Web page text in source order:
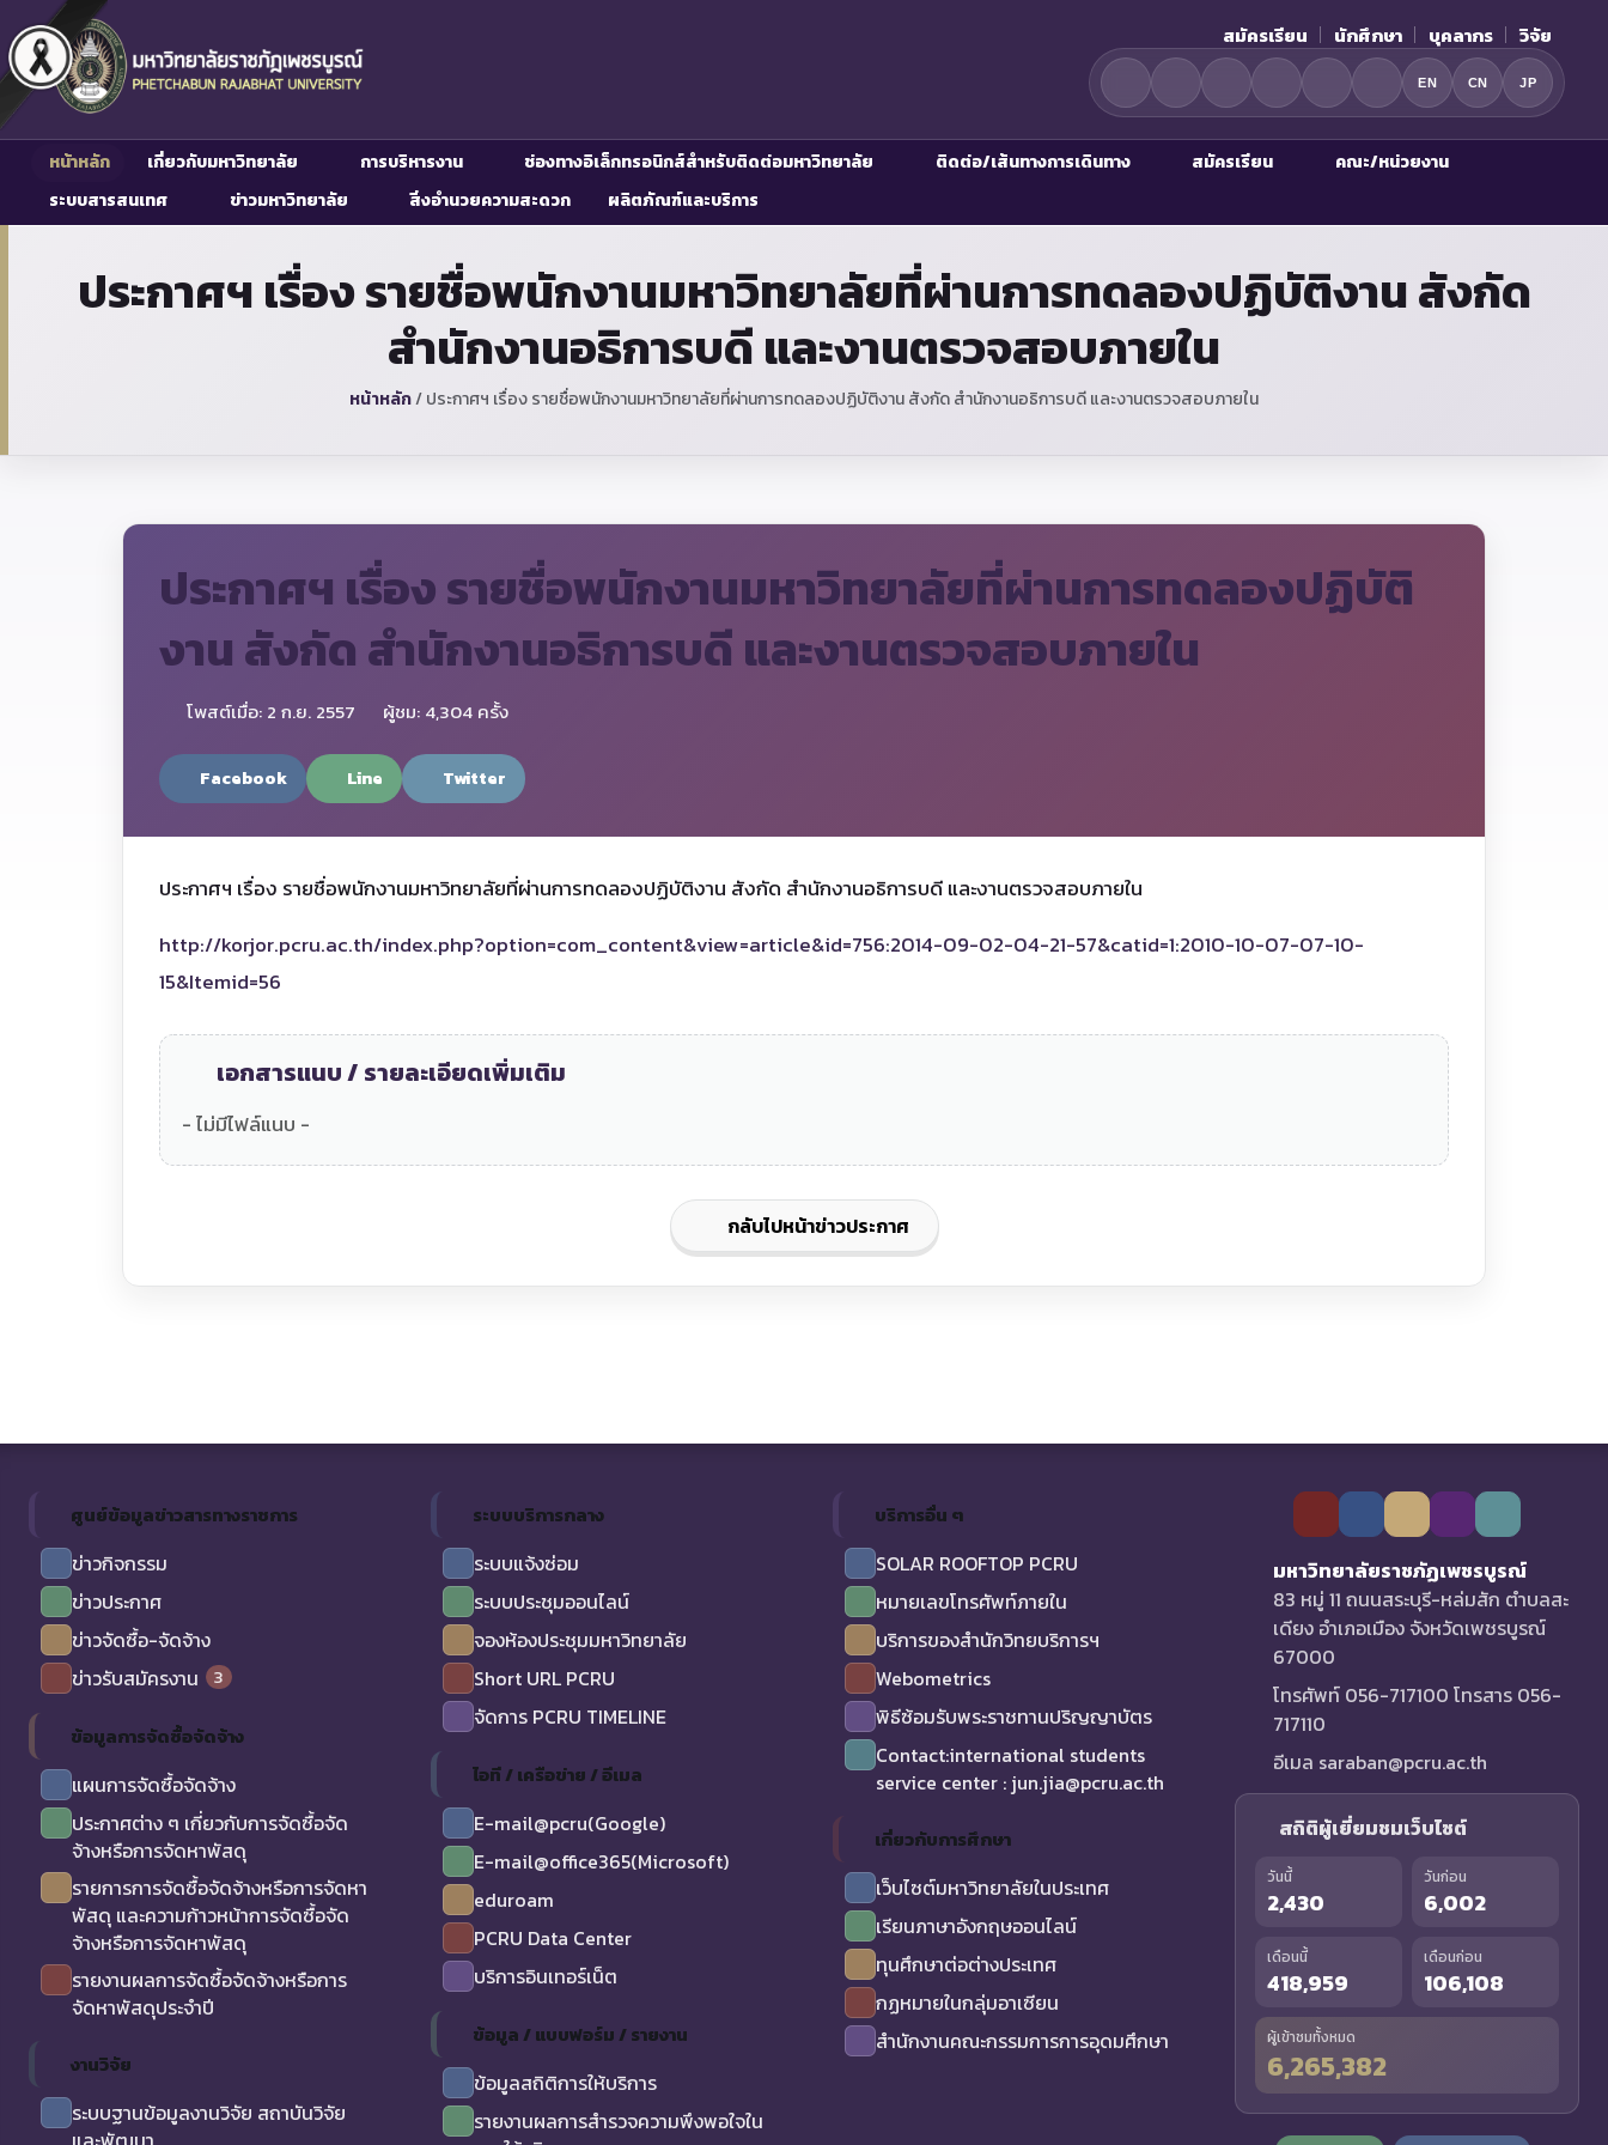
สมัครเรียน นักศึกษา บุคลากร วิจัย
EN CN JP
หน้าหลัก เกี่ยวกับมหาวิทยาลัย การบริหารงาน ช่องทางอิเล็กทรอนิกส์สำหรับติดต่อมหาวิทยาลัย ติดต่อ/เส้นทางการเดินทาง สมัครเรียน
คณะ/หน่วยงาน
ระบบสารสนเทศ
ข่าวมหาวิทยาลัย สิ่งอำนวยความสะดวก ผลิตภัณฑ์และบริการ
ประกาศฯ เรื่อง รายชื่อพนักงานมหาวิทยาลัยที่ผ่านการทดลองปฏิบัติงาน สังกัด
สำนักงานอธิการบดี และงานตรวจสอบภายใน
หน้าหลัก/ประกาศฯ เรื่อง รายชื่อพนักงานมหาวิทยาลัยที่ผ่านการทดลองปฏิบัติงาน สังกัด สำนักงานอธิการบดี และงานตรวจสอบภายใน
ประกาศฯ เรื่อง รายชื่อพนักงานมหาวิทยาลัยที่ผ่านการทดลองปฏิบัติ
งาน สังกัด สำนักงานอธิการบดี และงานตรวจสอบภายใน
โพสต์เมื่อ: 2 ก.ย. 2557 ผู้ชม: 4,304 ครั้ง
Facebook Line Twitter
ประกาศฯ เรื่อง รายชื่อพนักงานมหาวิทยาลัยที่ผ่านการทดลองปฏิบัติงาน สังกัด สำนักงานอธิการบดี และงานตรวจสอบภายใน
http://korjor.pcru.ac.th/index.php?option=com_content&view=article&id=756:2014-09-02-04-21-57&catid=1:2010-10-07-07-10-
15&Itemid=56
เอกสารแนบ / รายละเอียดเพิ่มเติม
- ไม่มีไฟล์แนบ -
กลับไปหน้าข่าวประกาศ
ศูนย์ข้อมูลข่าวสารทางราชการ
ข่าวกิจกรรม
ข่าวประกาศ
ข่าวจัดซื้อ-จัดจ้าง
ข่าวรับสมัครงาน
3
ข้อมูลการจัดซื้อจัดจ้าง
แผนการจัดซื้อจัดจ้าง
ประกาศต่าง ๆ เกี่ยวกับการจัดซื้อจัด
จ้างหรือการจัดหาพัสดุ
รายการการจัดซื้อจัดจ้างหรือการจัดหา
พัสดุ และความก้าวหน้าการจัดซื้อจัด
จ้างหรือการจัดหาพัสดุ
รายงานผลการจัดซื้อจัดจ้างหรือการ
จัดหาพัสดุประจำปี
งานวิจัย
ระบบฐานข้อมูลงานวิจัย สถาบันวิจัย
ระบบบริการกลาง
ระบบแจ้งซ่อม
ระบบประชุมออนไลน์
จองห้องประชุมมหาวิทยาลัย
Short URL PCRU
จัดการ PCRU TIMELINE
ไอที / เครือข่าย / อีเมล
E-mail@pcru(Google)
E-mail@office365(Microsoft)
eduroam
PCRU Data Center
บริการอินเทอร์เน็ต
ข้อมูล / แบบฟอร์ม / รายงาน
ข้อมูลสถิติการให้บริการ
รายงานผลการสำรวจความพึงพอใจใน
บริการอื่น ๆ
SOLAR ROOFTOP PCRU
หมายเลขโทรศัพท์ภายใน
บริการของสำนักวิทยบริการฯ
Webometrics
พิธีซ้อมรับพระราชทานปริญญาบัตร
Contact:international students
service center : jun.jia@pcru.ac.th
เกี่ยวกับการศึกษา
เว็บไซต์มหาวิทยาลัยในประเทศ
เรียนภาษาอังกฤษออนไลน์
ทุนศึกษาต่อต่างประเทศ
กฏหมายในกลุ่มอาเซียน
สำนักงานคณะกรรมการการอุดมศึกษา
มหาวิทยาลัยราชภัฏเพชรบูรณ์
83 หมู่ 11 ถนนสระบุรี-หล่มสัก ตำบลสะ
เดียง อำเภอเมือง จังหวัดเพชรบูรณ์
67000
โทรศัพท์ 056-717100 โทรสาร 056-
717110
อีเมล saraban@pcru.ac.th
สถิติผู้เยี่ยมชมเว็บไซต์
วันนี้
2,430
วันก่อน
6,002
เดือนนี้
418,959
เดือนก่อน
106,108
ผู้เข้าชมทั้งหมด
6,265,382